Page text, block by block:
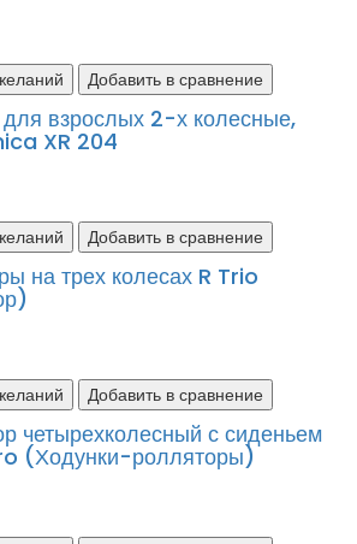
Добавить в сравнение
взрослых 2-х колесные,
XR 204
Добавить в сравнение
на трех колесах R Trio
Добавить в сравнение
четырехколесный с сиденьем
(Ходунки-ролляторы)